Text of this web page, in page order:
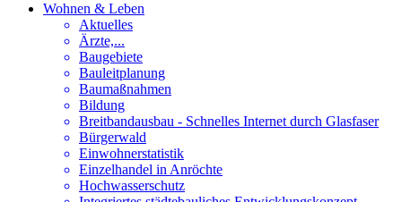
Wohnen & Leben
Aktuelles
Ärzte,...
Baugebiete
Bauleitplanung
Baumaßnahmen
Bildung
Breitbandausbau - Schnelles Internet durch Glasfaser
Bürgerwald
Einwohnerstatistik
Einzelhandel in Anröchte
Hochwasserschutz